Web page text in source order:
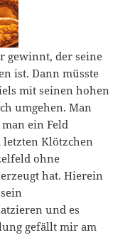
gewinnt, der seine
ist. Dann müsste
mit seinen hohen
umgehen. Man
ein Feld
Klötzchen
ohne
hat. Hierein
und es
gefällt mir am